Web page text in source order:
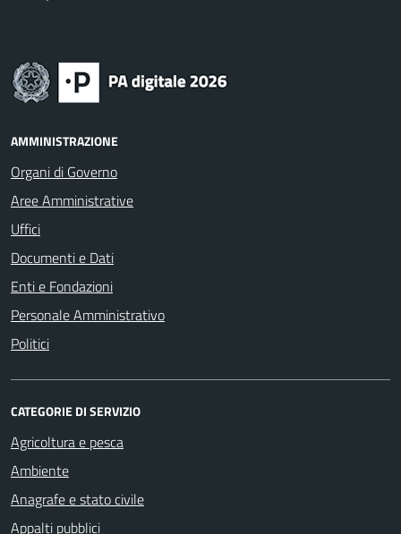
AMMINISTRAZIONE
Organi di Governo
Aree Amministrative
Uffici
Documenti e Dati
Enti e Fondazioni
Personale Amministrativo
Politici
CATEGORIE DI SERVIZIO
Agricoltura e pesca
Ambiente
Anagrafe e stato civile
Appalti pubblici